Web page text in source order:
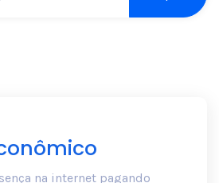
na internet pagando